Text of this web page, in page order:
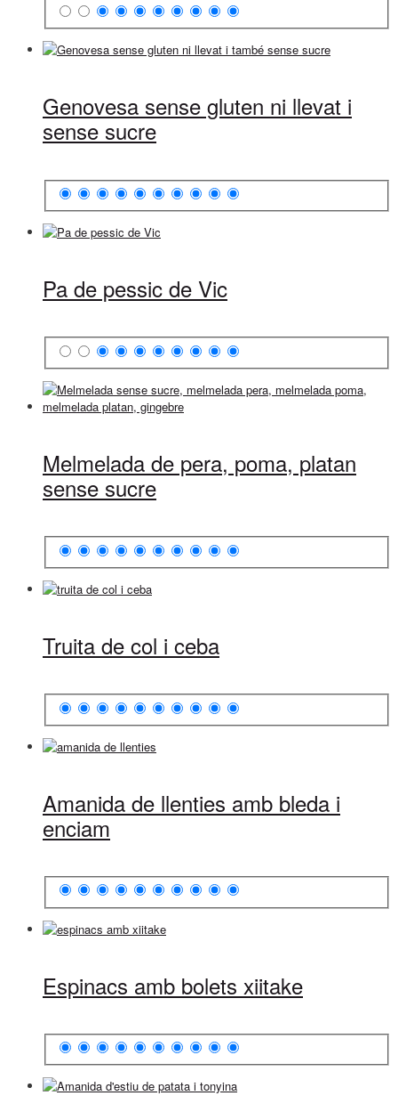
Genovesa sense gluten ni llevat i
sense sucre
Pa de pessic de Vic
Melmelada de pera, poma, platan
sense sucre
Truita de col i ceba
Amanida de llenties amb bleda i
enciam
Espinacs amb bolets xiitake